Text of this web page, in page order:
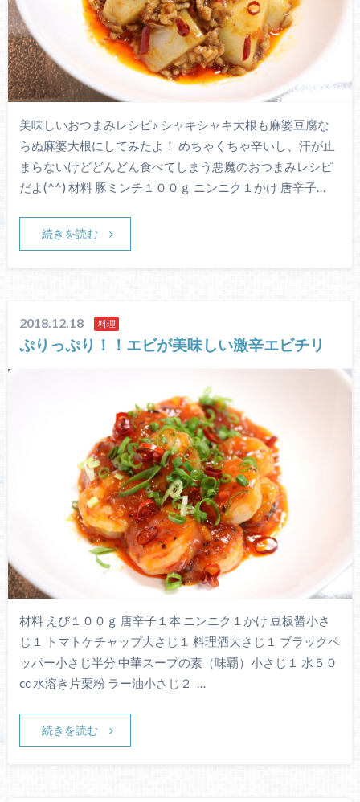
美味しいおつまみレシピ♪ シャキシャキ大根も麻婆豆腐な
らぬ麻婆大根にしてみたよ！ めちゃくちゃ辛いし、汗が止
まらないけどどんどん食べてしまう悪魔のおつまみレシピ
だよ(^^) 材料 豚ミンチ１００ｇ ニンニク１かけ 唐辛子…
続きを読む
2018.12.18 料理
ぷりっぷり！！エビが美味しい激辛エビチリ
材料 えび１００ｇ 唐辛子１本 ニンニク１かけ 豆板醤小さ
じ１ トマトケチャップ大さじ１ 料理酒大さじ１ ブラックペ
ッパー小さじ半分 中華スープの素（味覇）小さじ１ 水５０
cc 水溶き片栗粉 ラー油小さじ２ …
続きを読む